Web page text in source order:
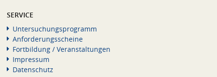
SERVICE
Untersuchungsprogramm
Anforderungsscheine
Fortbildung / Veranstaltungen
Impressum
Datenschutz